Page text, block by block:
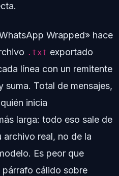
Wrapped» hace
.txt exportado
línea con un remitente
suma. Total de mensajes,
inicia
larga: todo eso sale de
real, no de la
Es peor que
párrafo cálido sobre